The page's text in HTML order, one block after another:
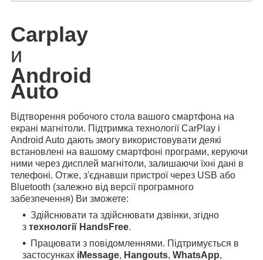
Carplay
и
Android
Auto
Відтворення робочого стола вашого смартфона на
екрані магнітоли. Підтримка технології CarPlay і
Android Auto дають змогу використовувати деякі
встановлені на вашому смартфоні програми, керуючи
ними через дисплей магнітоли, залишаючи їхні дані в
телефоні. Отже, з'єднавши пристрої через USB або
Bluetooth (залежно від версії програмного
забезпечення) Ви зможете:
Здійснювати та здійснювати дзвінки, згідно
з технології HandsFree.
Працювати з повідомленнями. Підтримується в
застосунках iMessage, Hangouts, WhatsApp,